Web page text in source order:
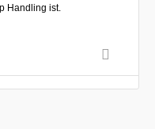
Handling ist.